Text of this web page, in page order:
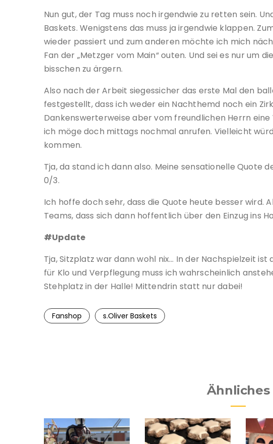
Nun gut, der Tag muss noch irgendwie zu retten sein.
Baskets. Wenigstens das muss ja irgendwie klappen.
wieder passiert und zum anderen möchte ich mich
Fan der „Metzger vom Main“ outen. Und sei es nur um
bisschen zu ärgern.
Also nach der Arbeit siegessicher das erste Mal den
festgestellt, dass ich weder ein Nachthemd noch ein
Dankenswerterweise aber vom freundlichen Herrn
ich möge doch mittags nochmal anrufen. Vielleicht
kommen.
Tja, da stand ich dann also. Meine sensationelle Quote
0/3.
Ich hoffe doch sehr, dass die Quote heute besser wird.
Teams, dass sich dann hoffentlich über den Einzug ins
#Update
Tja, Sitzplatz war dann wohl nix… In der Nachspielzeit
für Klo und Verpflegung muss ich wahrscheinlich
Stehplatz in der Halle! Mittendrin statt nur dabei!
Fanshop s.Oliver Baskets
Ähnliches